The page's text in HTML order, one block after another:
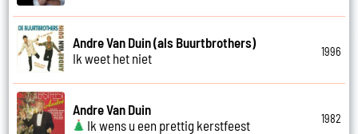
Andre Van Duin (als Buurtbrothers)
Ik weet het niet
1996
Andre Van Duin
Ik wens u een prettig kerstfeest
1982